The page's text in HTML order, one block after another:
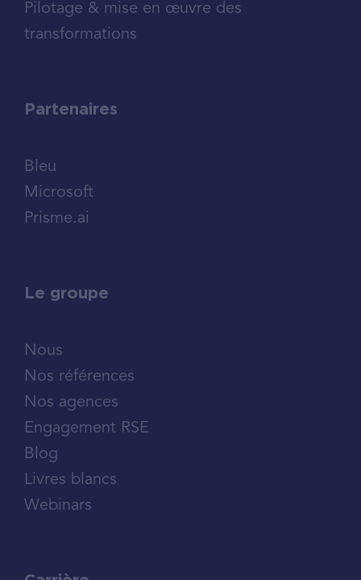
Pilotage & mise en œuvre des
transformations
Partenaires
Bleu
Microsoft
Prisme.ai
Le groupe
Nous
Nos références
Nos agences
Engagement RSE
Blog
Livres blancs
Webinars